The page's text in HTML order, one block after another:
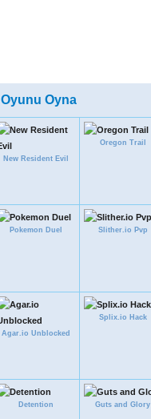
Oyunu Oyna
New Resident Evil
Oregon Trail
Pokemon Duel
Slither.io Pvp
Agar.io Unblocked
Splix.io Hack
Detention Guts and Glory